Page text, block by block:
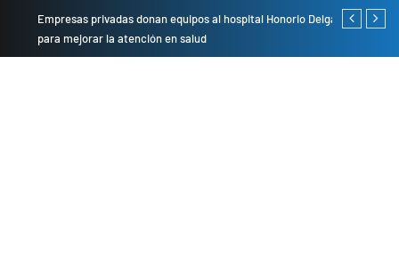
Empresas privadas donan equipos al hospital Honorio Delgado
para mejorar la atención en salud
Cambio de